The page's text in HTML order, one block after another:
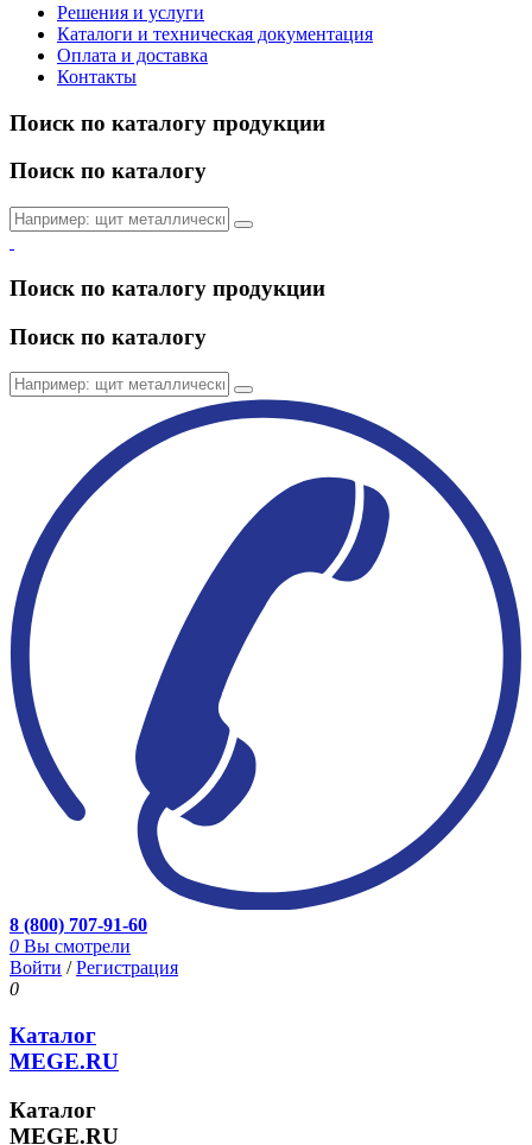
Решения и услуги
Каталоги и техническая документация
Оплата и доставка
Контакты
Поиск по каталогу продукции
Поиск по каталогу
Поиск по каталогу продукции
Поиск по каталогу
8 (800) 707-91-60
0 Вы смотрели
Войти /Регистрация
0
Каталог
MEGE.RU
Каталог
MEGE.RU